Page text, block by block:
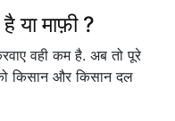
या माफ़ी ?
वही कम है. अब तो पूरे
किसान और किसान दल